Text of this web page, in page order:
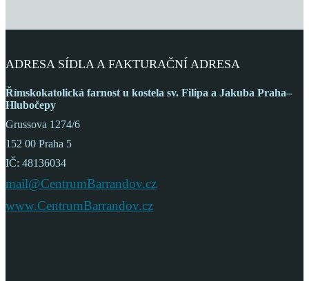
ADRESA SÍDLA A FAKTURAČNÍ ADRESA
Římskokatolická farnost u kostela sv. Filipa a Jakuba Praha–
Hlubočepy
Grussova 1274/6
152 00 Praha 5
IČ: 48136034
mail@CentrumBarrandov.cz
www.CentrumBarrandov.cz